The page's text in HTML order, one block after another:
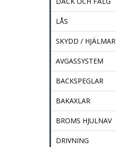
LÅS
SKYDD / HJÄLMAR
AVGASSYSTEM
BACKSPEGLAR
BAKAXLAR
BROMS HJULNAV
DRIVNING